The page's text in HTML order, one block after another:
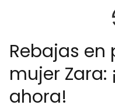
Rebajas en
mujer Zara:
ahora!